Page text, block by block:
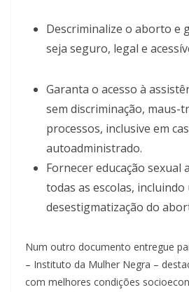
Descriminalize o aborto e
seja seguro, legal e
Garanta o acesso à
sem discriminação, maus-
processos, inclusive em
autoadministrado.
Fornecer educação sexual
todas as escolas,
desestigmatização do
Num outro documento entregue
– Instituto da Mulher Negra –
com melhores condições